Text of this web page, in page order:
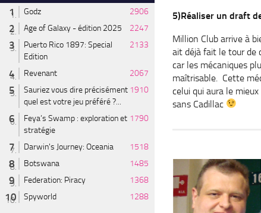
5)Réaliser un draft
Million Club arrive à
ait déjà fait le tour de
car les mécaniques
maîtrisable. Cette
celui qui aura le
sans Cadillac
Godz
2906
Age of Galaxy - édition 2025
2247
Puerto Rico 1897: Special
Edition
2133
Revenant
2067
Sauriez vous dire précisément
quel est votre jeu préféré ?...
1910
Feya’s Swamp : exploration et
stratégie
1790
Darwin's Journey: Oceania
1518
Botswana
1485
Federation: Piracy
1368
Spyworld
1288